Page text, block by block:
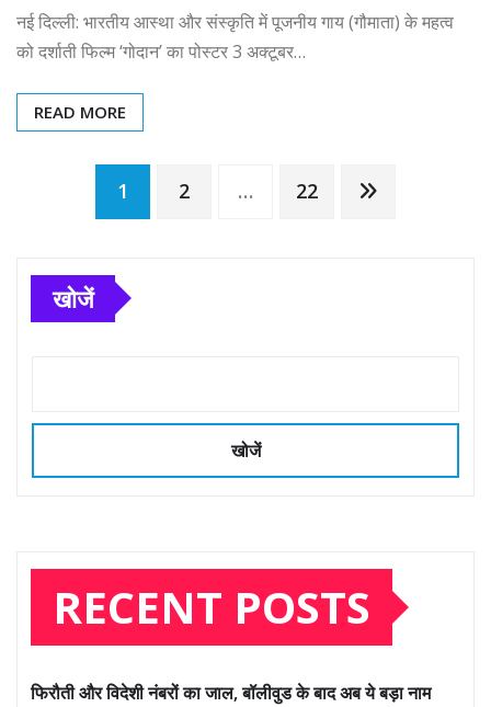
नई दिल्ली: भारतीय आस्था और संस्कृति में पूजनीय गाय (गौमाता) के महत्व
को दर्शाती फिल्म ‘गोदान’ का पोस्टर 3 अक्टूबर…
READ MORE
Posts
pagination
1 2 … 22
खोजें
खोजें
RECENT POSTS
फिरौती और विदेशी नंबरों का जाल, बॉलीवुड के बाद अब ये बड़ा नाम